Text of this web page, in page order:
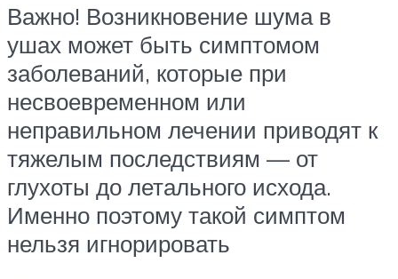
Важно! Возникновение шума в
ушах может быть симптомом
заболеваний, которые при
несвоевременном или
неправильном лечении приводят к
тяжелым последствиям — от
глухоты до летального исхода.
Именно поэтому такой симптом
нельзя игнорировать